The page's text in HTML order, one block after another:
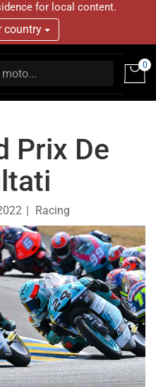
for local content.
country
0
Prix De
Racing